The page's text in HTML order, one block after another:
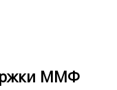
ММФ